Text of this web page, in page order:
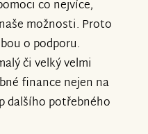
co nejvíce,
možnosti. Proto
o podporu.
či velký velmi
finance nejen na
dalšího potřebného